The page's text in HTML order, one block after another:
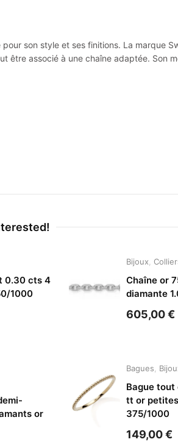
son style et ses finitions. La marque
être associé à une chaîne adaptée. Son
0.30 cts 4
1000
or
Bijoux
Chaîne or
diamante
605,00€
Bagues
Bague
tt or
375/1000
149,00€